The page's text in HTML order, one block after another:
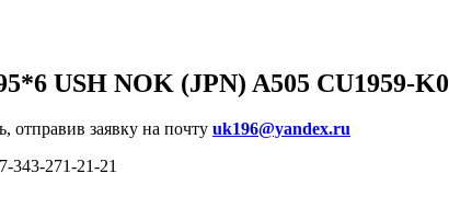
USH NOK (JPN) A505 CU1959-K0
отправив заявку на почту uk196@yandex.ru
343-271-21-21